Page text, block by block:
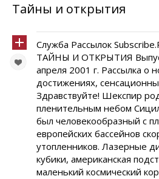
Тайны и открытия
Служба Рассылок
ТАЙНЫ И ОТКРЫТИЯ
апреля 2001 г. Рассылка о
достижениях,
Здравствуйте! Шекспир
пленительным небом
был человекообразный с
европейских бассейнов
утопленников. Лазерные
кубики, американская
маленький космический